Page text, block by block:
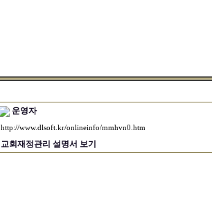
운영자
http://www.dlsoft.kr/onlineinfo/mmhvn0.htm
교회재정관리 설명서 보기